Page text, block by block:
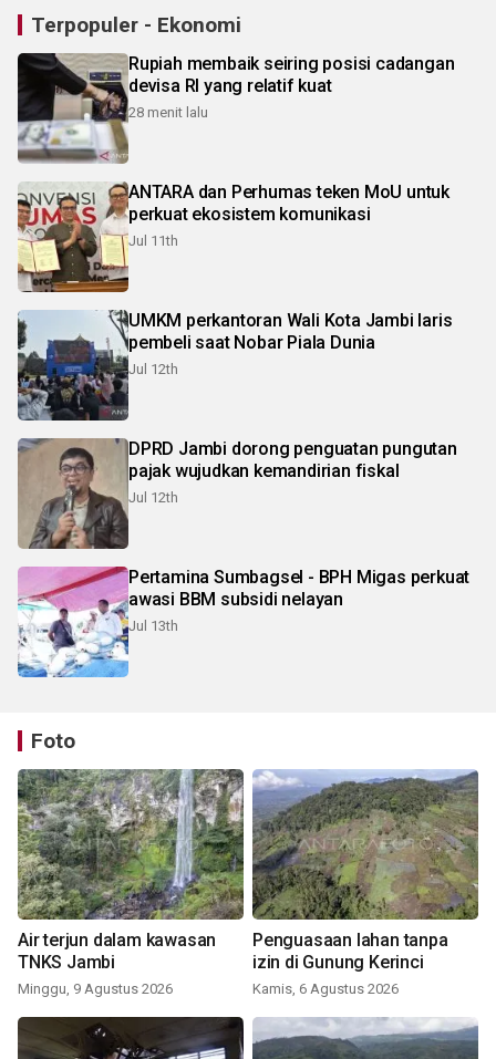
Terpopuler - Ekonomi
Rupiah membaik seiring posisi cadangan
devisa RI yang relatif kuat
28 menit lalu
ANTARA dan Perhumas teken MoU untuk
perkuat ekosistem komunikasi
Jul 11th
UMKM perkantoran Wali Kota Jambi laris
pembeli saat Nobar Piala Dunia
Jul 12th
DPRD Jambi dorong penguatan pungutan
pajak wujudkan kemandirian fiskal
Jul 12th
Pertamina Sumbagsel - BPH Migas perkuat
awasi BBM subsidi nelayan
Jul 13th
Foto
Air terjun dalam kawasan
TNKS Jambi
Minggu, 9 Agustus 2026
Penguasaan lahan tanpa
izin di Gunung Kerinci
Kamis, 6 Agustus 2026